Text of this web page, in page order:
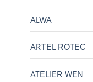
ALWA
ARTEL ROTEC
ATELIER WEN